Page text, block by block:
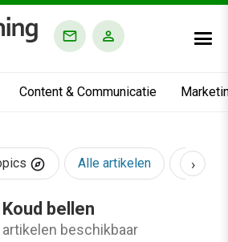
Content & Communicatie
Alle artikelen AI &
›
Koud bellen
artikelen beschikbaar